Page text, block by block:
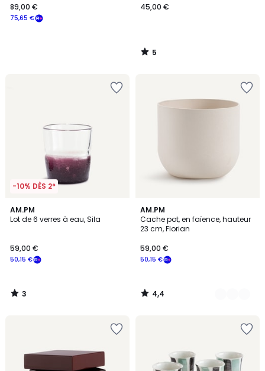
75,65 €
89,00 €
45,00 €
5
/
-10% DÈS 2*
AM.PM
Lot de 6 verres à eau, Sila
50,15 €
59,00 €
3
/
3
/
AM.PM
Cache pot, en faïence, hauteur
23 cm, Florian
50,15 €
59,00 €
4,4
/ 5
4
Couleurs
4,4
/